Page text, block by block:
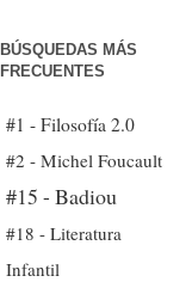
BÚSQUEDAS MÁS
FRECUENTES
#1 - Filosofía 2.0
#2 - Michel Foucault
#15 - Badiou
#18 - Literatura
Infantil